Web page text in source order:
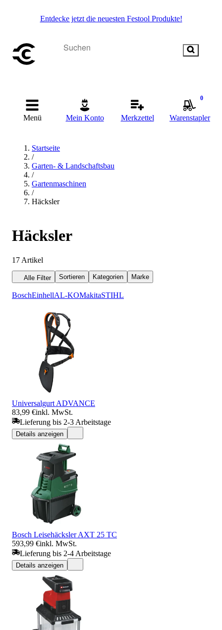
Entdecke jetzt die neuesten Festool Produkte!
Menü Mein Konto Merkzettel
0
Warenstapler
Startseite
/
Garten- & Landschaftsbau
/
Gartenmaschinen
/
Häcksler
Häcksler
17 Artikel
Alle Filter Sortieren Kategorien Marke
BoschEinhellAL-KOMakitaSTIHL
Universalgurt ADVANCE
83,99 €inkl. MwSt.
Lieferung bis 2-3 Arbeitstage
Details anzeigen
Bosch Leisehäcksler AXT 25 TC
593,99 €inkl. MwSt.
Lieferung bis 2-4 Arbeitstage
Details anzeigen